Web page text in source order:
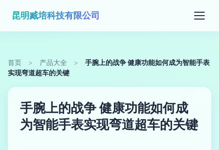
昆明臧培科技有限公司
首页 > 产品大全 >
手腕上的战争 健康功能如何成为智能手表
实现弯道超车的关键
手腕上的战争 健康功能如何成
为智能手表实现弯道超车的关键